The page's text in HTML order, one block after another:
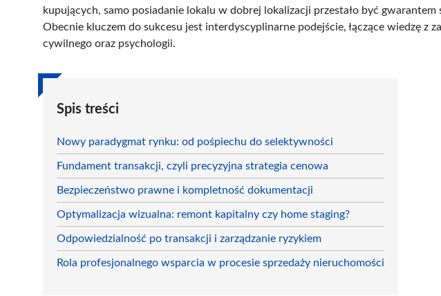
kupujących, samo posiadanie lokalu w dobrej lokalizacji przestało być gwarantem
Obecnie kluczem do sukcesu jest interdyscyplinarne podejście, łączące wiedzę z
cywilnego oraz psychologii.
Spis treści
Nowy paradygmat rynku: od pośpiechu do selektywności
Fundament transakcji, czyli precyzyjna strategia cenowa
Bezpieczeństwo prawne i kompletność dokumentacji
Optymalizacja wizualna: remont kapitalny czy home staging?
Odpowiedzialność po transakcji i zarządzanie ryzykiem
Rola profesjonalnego wsparcia w procesie sprzedaży nieruchomości